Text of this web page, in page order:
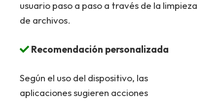
usuario paso a paso a través de la limpieza
de archivos.
Recomendación personalizada
Según el uso del dispositivo, las
aplicaciones sugieren acciones